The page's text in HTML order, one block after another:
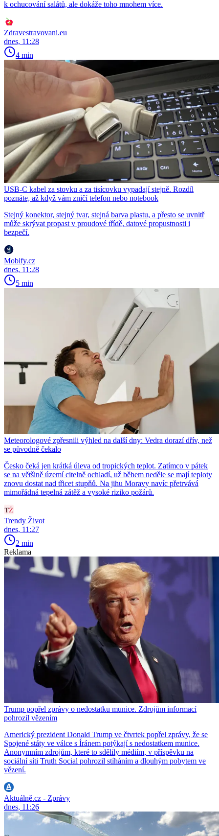
k ochucování salátů, ale dokáže toho mnohem více.
Zdravestravovani.eu
dnes, 11:28
4 min
USB-C kabel za stovku a za tisícovku vypadají stejně. Rozdíl
poznáte, až když vám zničí telefon nebo notebook
Stejný konektor, stejný tvar, stejná barva plastu, a přesto se uvnitř
může skrývat propast v proudové třídě, datové propustnosti i
bezpečí.
Mobify.cz
dnes, 11:28
5 min
Meteorologové zpřesnili výhled na další dny: Vedra dorazí dřív, než
se původně čekalo
Česko čeká jen krátká úleva od tropických teplot. Zatímco v pátek
se na většině území citelně ochladí, už během neděle se mají teploty
znovu dostat nad třicet stupňů. Na jihu Moravy navíc přetrvává
mimořádná tepelná zátěž a vysoké riziko požárů.
Trendy Život
dnes, 11:27
2 min
Reklama
Trump popřel zprávy o nedostatku munice. Zdrojům informací
pohrozil vězením
Americký prezident Donald Trump ve čtvrtek popřel zprávy, že se
Spojené státy ve válce s Íránem potýkají s nedostatkem munice.
Anonymním zdrojům, které to sdělily médiím, v příspěvku na
sociální síti Truth Social pohrozil stíháním a dlouhým pobytem ve
vězení.
Aktuálně.cz - Zprávy
dnes, 11:26